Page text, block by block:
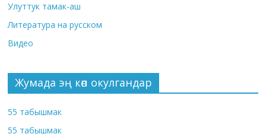
Улуттук тамак-аш
Литература на русском
Видео
Жумада эң көп окулгандар
55 табышмак
55 табышмак